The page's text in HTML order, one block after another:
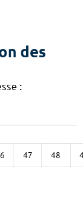
des
:
47 48